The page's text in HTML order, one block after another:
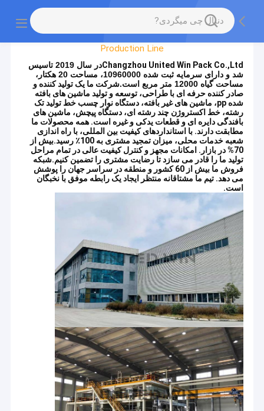
Factory Tour
Production Line
Changzhou United Win Pack Co.,Ltd
در سال 2019 تاسیس
شد و دارای سرمایه ثبت شده 10960000، مساحت 20 هکتار،
مساحت گیاه 12000 متر مربع است.
شرکت ما یک تولید کننده و
صادر کننده حرفه ای با طراحی، توسعه و تولید ماشین های بافته
شده pp، ماشین های غیر بافته، دستگاه نوار چسب خط تولید تک
رشته، خط اکستروژن چند رشته ای، دستگاه پیچش، ماشین های
بافندگی دایره ای و قطعات یدکی و غیره است. همه محصولات ما
مطابقت دارند. با استانداردهای کیفیت بین المللی، با راه اندازی
شعبه خدمات محلی، میزان تمجید مشتری به 100٪ رسید.بیش از
70% در بازار. امکانات مجهز و کنترل کیفیت عالی در تمام مراحل
تولید ما را قادر می سازد تا رضایت مشتری را تضمین کنیم.شبکه
فروش ما بیش از 60 کشور و منطقه در سراسر جهان را پوشش
می دهد. تیم ما مشتاقانه منتظر ایجاد یک رابطه موفق با نخبگان
است.